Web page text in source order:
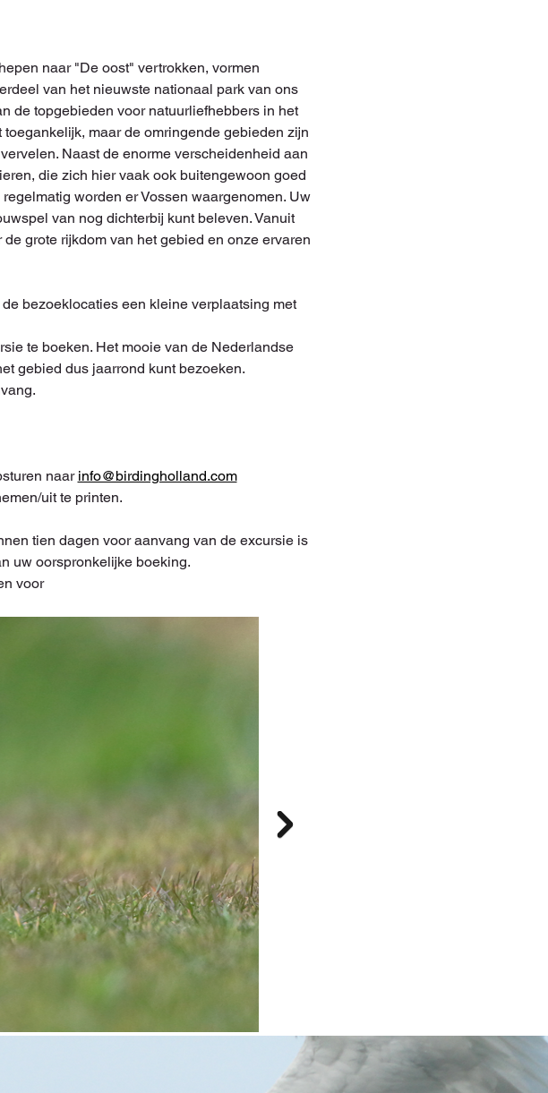
naar "De oost" vertrokken, vormen
van het nieuwste nationaal park van ons
de topgebieden voor natuurliefhebbers in het
maar de omringende gebieden zijn
Naast de enorme verscheidenheid aan
die zich hier vaak ook buitengewoon goed
worden er Vossen waargenomen. Uw
van nog dichterbij kunt beleven. Vanuit
grote rijkdom van het gebied en onze ervaren
bezoeklocaties een kleine verplaatsing met
te boeken. Het mooie van de Nederlandse
gebied dus jaarrond kunt bezoeken.
naar info@birdingholland.com
uit te printen.
tien dagen voor aanvang van de excursie is
uw oorspronkelijke boeking.
voor